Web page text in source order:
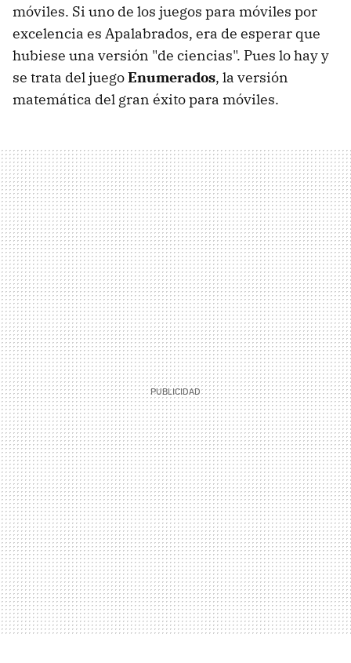
móviles. Si uno de los juegos para móviles por
excelencia es Apalabrados, era de esperar que
hubiese una versión "de ciencias". Pues lo hay y
se trata del juegoEnumerados, la versión
matemática del gran éxito para móviles.